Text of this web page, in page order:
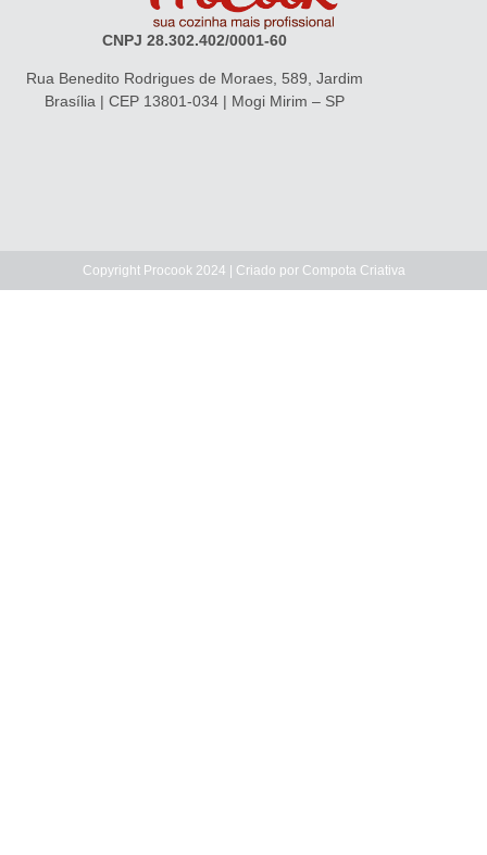
CNPJ 28.302.402/0001-60
Rua Benedito Rodrigues de Moraes, 589, Jardim
Brasília | CEP 13801-034 | Mogi Mirim – SP
Copyright Procook 2024 | Criado por Compota Criativa